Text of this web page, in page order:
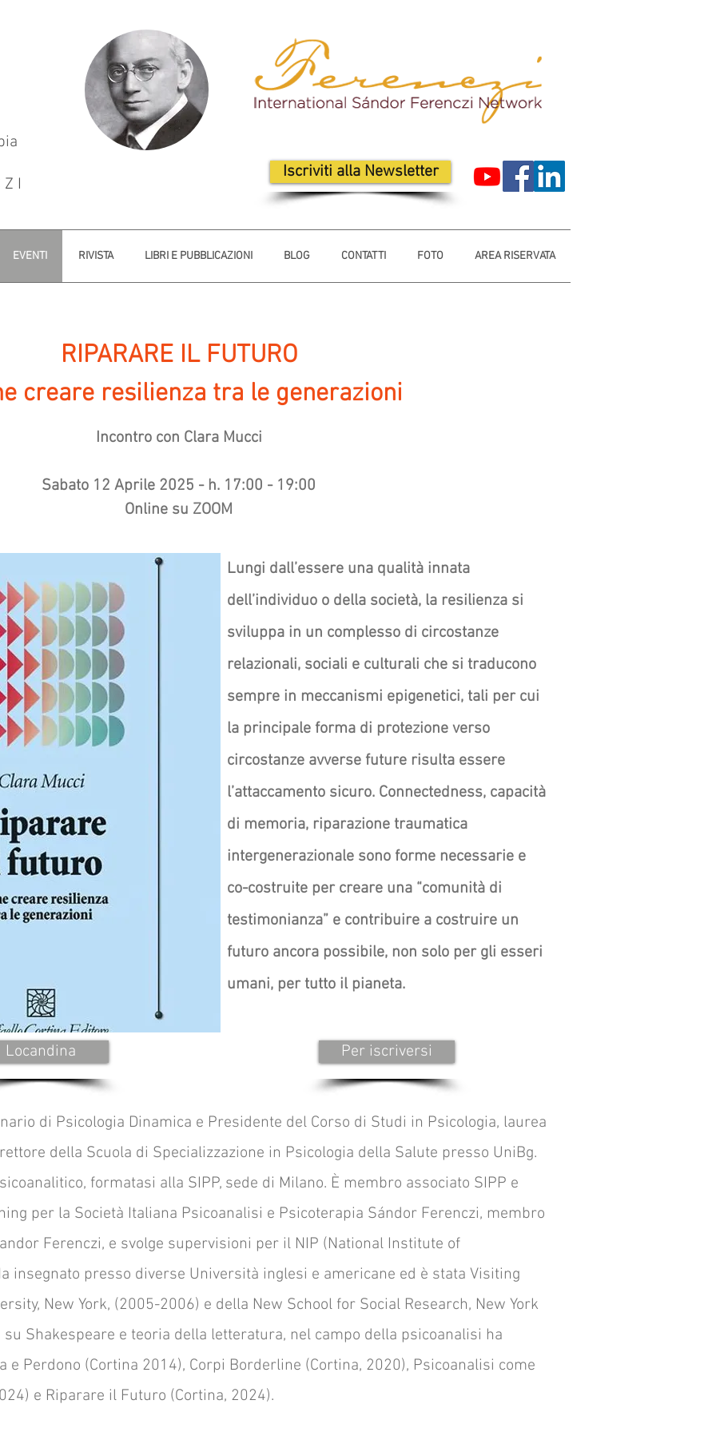
Iscriviti alla Newsletter
EVENTI RIVISTA LIBRI E PUBBLICAZIONI BLOG CONTATTI FOTO AREA RISERVATA
RIPARARE IL FUTURO
creare resilienza tra le generazioni
Incontro con Clara Mucci
Sabato 12 Aprile 2025 - h. 17:00 - 19:00
Online su ZOOM
Locandina
Lungi dall’essere una qualità innata
dell’individuo o della società, la resilienza si
sviluppa in un complesso di circostanze
relazionali, sociali e culturali che si traducono
sempre in meccanismi epigenetici, tali per cui
la principale forma di protezione verso
circostanze avverse future risulta essere
l’attaccamento sicuro. Connectedness, capacità
di memoria, riparazione traumatica
intergenerazionale sono forme necessarie e
co-costruite per creare una “comunità di
testimonianza” e contribuire a costruire un
futuro ancora possibile, non solo per gli esseri
umani, per tutto il pianeta.
Per iscriversi
di Psicologia Dinamica e Presidente del Corso di Studi in Psicologia, laurea
della Scuola di Specializzazione in Psicologia della Salute presso UniBg.
formatasi alla SIPP, sede di Milano. È membro associato SIPP e
per la Società Italiana Psicoanalisi e Psicoterapia Sándor Ferenczi, membro
Ferenczi, e svolge supervisioni per il NIP (National Institute of
insegnato presso diverse Università inglesi e americane ed è stata Visiting
New York, (2005-2006) e della New School for Social Research, New York
Shakespeare e teoria della letteratura, nel campo della psicoanalisi ha
e Perdono (Cortina 2014), Corpi Borderline (Cortina, 2020), Psicoanalisi come
e Riparare il Futuro (Cortina, 2024).